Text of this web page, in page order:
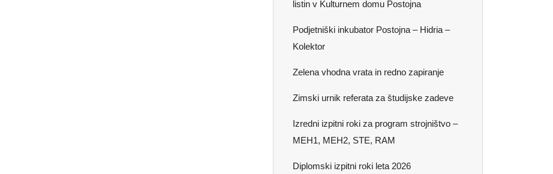
listin v Kulturnem domu Postojna
Podjetniški inkubator Postojna – Hidria –
Kolektor
Zelena vhodna vrata in redno zapiranje
Zimski urnik referata za študijske zadeve
Izredni izpitni roki za program strojništvo –
MEH1, MEH2, STE, RAM
Diplomski izpitni roki leta 2026